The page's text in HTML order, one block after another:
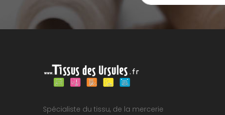
Spécialiste du tissu, de la mercerie